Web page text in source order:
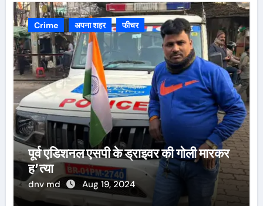
Crime अपना शहर फीचर
पूर्व एडिशनल एसपी के ड्राइवर की गोली मारकर
ह’त्या
dnv md Aug 19, 2024